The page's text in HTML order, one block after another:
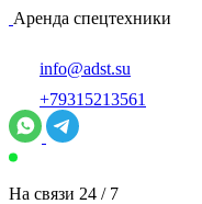
Аренда спецтехники
info@adst.su
+79315213561
На связи 24 / 7